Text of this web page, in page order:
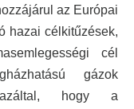
az Európai
hazai célkitűzések,
cél
gázok
azáltal, hogy a